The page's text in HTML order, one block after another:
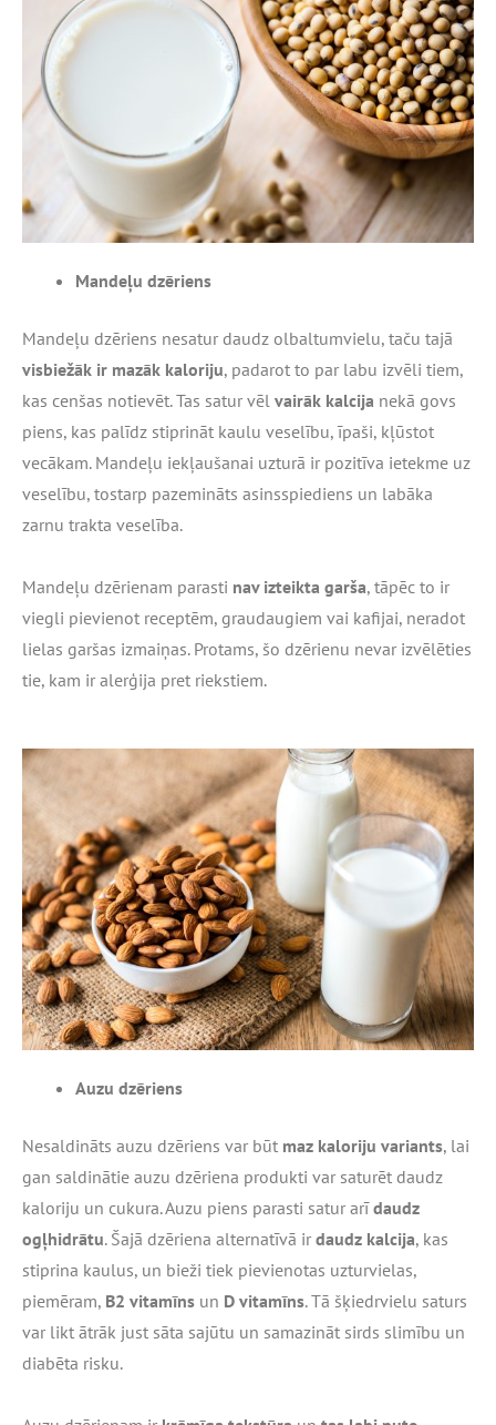
Mandeļu dzēriens
Mandeļu dzēriens nesatur daudz olbaltumvielu, taču tajā
visbiežāk ir mazāk kaloriju, padarot to par labu izvēli tiem,
kas cenšas notievēt. Tas satur vēl vairāk kalcija nekā govs
piens, kas palīdz stiprināt kaulu veselību, īpaši, kļūstot
vecākam. Mandeļu iekļaušanai uzturā ir pozitīva ietekme uz
veselību, tostarp pazemināts asinsspiediens un labāka
zarnu trakta veselība.
Mandeļu dzērienam parasti nav izteikta garša, tāpēc to ir
viegli pievienot receptēm, graudaugiem vai kafijai, neradot
lielas garšas izmaiņas. Protams, šo dzērienu nevar izvēlēties
tie, kam ir alerģija pret riekstiem.
Auzu dzēriens
Nesaldināts auzu dzēriens var būt maz kaloriju variants, lai
gan saldinātie auzu dzēriena produkti var saturēt daudz
kaloriju un cukura. Auzu piens parasti satur arīdaudz
ogļhidrātu. Šajā dzēriena alternatīvā ir daudz kalcija, kas
stiprina kaulus, un bieži tiek pievienotas uzturvielas,
piemēram, B2 vitamīns un D vitamīns. Tā šķiedrvielu saturs
var likt ātrāk just sāta sajūtu un samazināt sirds slimību un
diabēta risku.